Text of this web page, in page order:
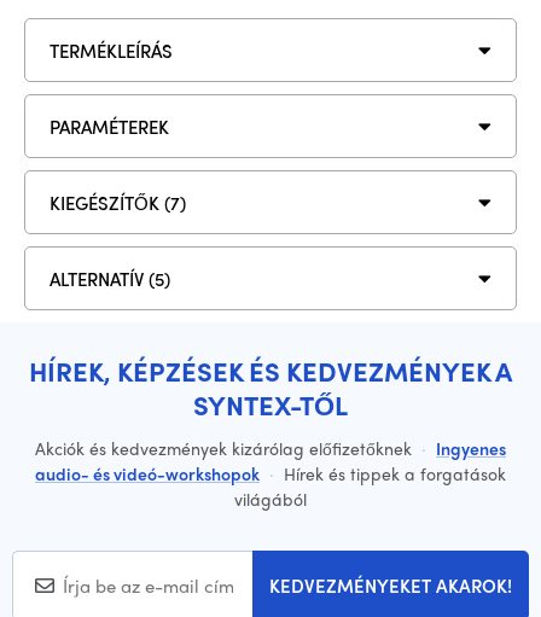
TERMÉKLEÍRÁS
PARAMÉTEREK
KIEGÉSZÍTŐK (7)
ALTERNATÍV (5)
HÍREK, KÉPZÉSEK ÉS KEDVEZMÉNYEK A
SYNTEX-TŐL
Akciók és kedvezmények kizárólag előfizetőknek · Ingyenes
audio- és videó-workshopok · Hírek és tippek a forgatások
világából
KEDVEZMÉNYEKET AKAROK!